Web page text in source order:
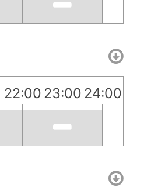
22:00 23:00 24:00